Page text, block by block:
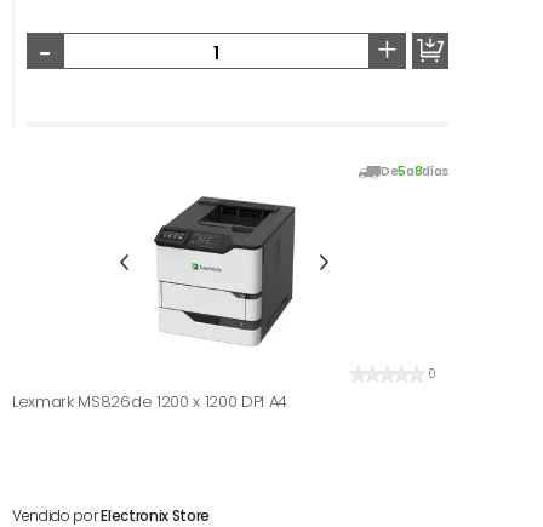
- +
De5a8días
0
Lexmark MS826de 1200 x 1200 DPI A4
Vendido porElectronix Store